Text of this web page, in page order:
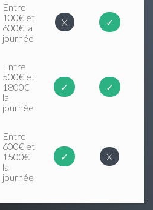
Entre
100€ et
600€ la
journée
X ✓
Entre
500€ et
1800€
la
journée
✓ ✓
Entre
600€ et
1500€
la
journée
✓ X